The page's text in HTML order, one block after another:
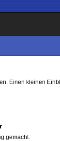
Einen kleinen
gemacht.